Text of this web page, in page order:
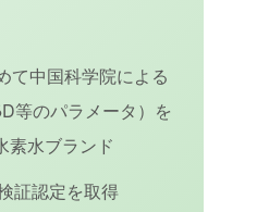
て中国科学院による
等のパラメータ）を
素水ブランド
証認定を取得